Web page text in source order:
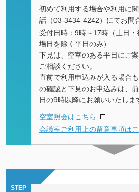
初めて利用する場合や利用に
話（03-3434-4242）にてお問
受付日時：9時～17時（土日
場日を除く平日のみ）
下見は、空室のある平日にご
ご相談ください。
直前で利用申込みが入る場合
の確認と下見のお申込みは、
日の9時以降にお願いいたしま
空室照会はこちら
会議室ご利用上の留意事項は
STEP